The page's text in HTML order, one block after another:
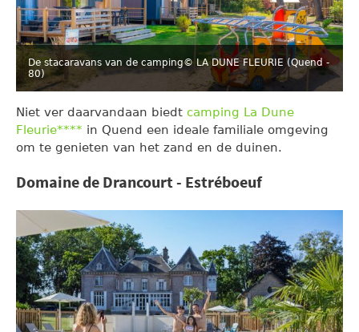
De stacaravans van de camping© LA DUNE FLEURIE (Quend -
80)
Niet ver daarvandaan biedt camping La Dune
Fleurie**** in Quend een ideale familiale omgeving
om te genieten van het zand en de duinen.
Domaine de Drancourt - Estréboeuf